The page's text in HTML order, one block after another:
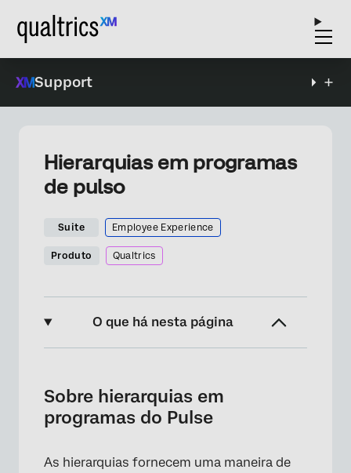
Support
Hierarquias em programas
de pulso
Suite Employee Experience
Produto Qualtrics
O que há nesta página
Antes de criar qualquer hierarquia
Criação de uma Hierarquia em um programa
Atual vs. Hierarquia futura
Sobre hierarquias em
programas do Pulse
As hierarquias fornecem uma maneira de